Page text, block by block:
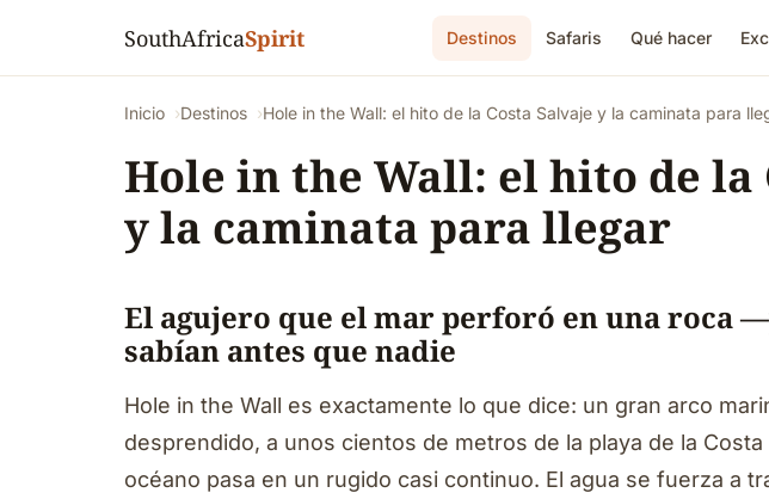
SouthAfricaSpirit Destinos Safaris Qué hacer
Inicio Destinos Hole in the Wall: el hito de la Costa Salvaje y la caminata para
Hole in the Wall: el hito de la
y la caminata para llegar
El agujero que el mar perforó en una roca
sabían antes que nadie
Hole in the Wall es exactamente lo que dice: un gran arco
desprendido, a unos cientos de metros de la playa de la
océano pasa en un rugido casi continuo. El agua se fuerza a